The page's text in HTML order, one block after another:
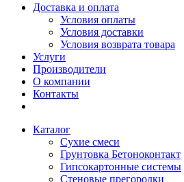
Доставка и оплата
Условия оплаты
Условия доставки
Условия возврата товара
Услуги
Производители
О компании
Контакты
Каталог
Сухие смеси
Грунтовка Бетоноконтакт
Гипсокартонные системы
Стеновые прегородки